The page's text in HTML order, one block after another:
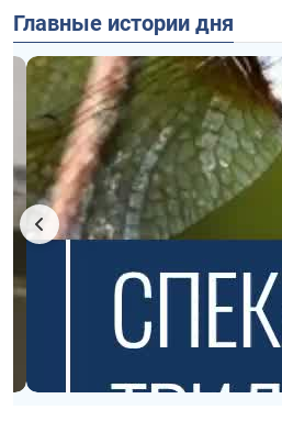
Главные истории дня